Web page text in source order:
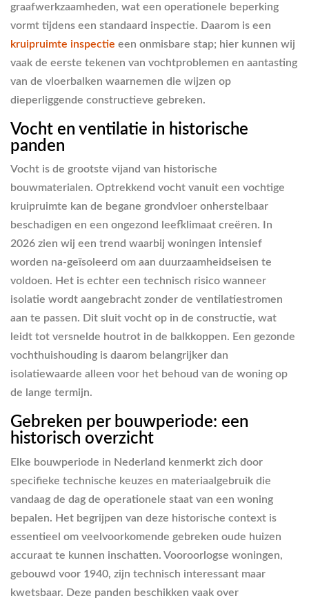
graafwerkzaamheden, wat een operationele beperking
vormt tijdens een standaard inspectie. Daarom is een
kruipruimte inspectie een onmisbare stap; hier kunnen wij
vaak de eerste tekenen van vochtproblemen en aantasting
van de vloerbalken waarnemen die wijzen op
dieperliggende constructieve gebreken.
Vocht en ventilatie in historische
panden
Vocht is de grootste vijand van historische
bouwmaterialen. Optrekkend vocht vanuit een vochtige
kruipruimte kan de begane grondvloer onherstelbaar
beschadigen en een ongezond leefklimaat creëren. In
2026 zien wij een trend waarbij woningen intensief
worden na-geïsoleerd om aan duurzaamheidseisen te
voldoen. Het is echter een technisch risico wanneer
isolatie wordt aangebracht zonder de ventilatiestromen
aan te passen. Dit sluit vocht op in de constructie, wat
leidt tot versnelde houtrot in de balkkoppen. Een gezonde
vochthuishouding is daarom belangrijker dan
isolatiewaarde alleen voor het behoud van de woning op
de lange termijn.
Gebreken per bouwperiode: een
historisch overzicht
Elke bouwperiode in Nederland kenmerkt zich door
specifieke technische keuzes en materiaalgebruik die
vandaag de dag de operationele staat van een woning
bepalen. Het begrijpen van deze historische context is
essentieel om veelvoorkomende gebreken oude huizen
accuraat te kunnen inschatten. Vooroorlogse woningen,
gebouwd voor 1940, zijn technisch interessant maar
kwetsbaar. Deze panden beschikken vaak over